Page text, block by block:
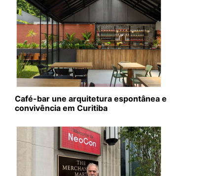
Café-bar une arquitetura espontânea e
convivência em Curitiba